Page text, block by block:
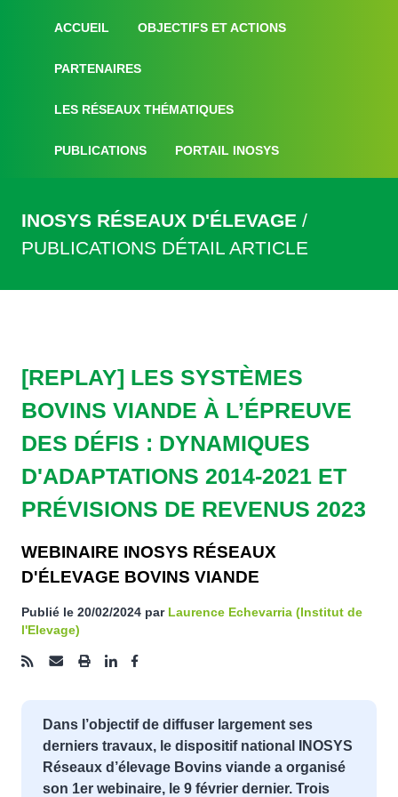
ACCUEIL OBJECTIFS ET ACTIONS
PARTENAIRES
LES RÉSEAUX THÉMATIQUES
PUBLICATIONS PORTAIL INOSYS
INOSYS RÉSEAUX D'ÉLEVAGE
PUBLICATIONSDÉTAIL ARTICLE
[REPLAY] LES SYSTÈMES
BOVINS VIANDE À L’ÉPREUVE
DES DÉFIS : DYNAMIQUES
D'ADAPTATIONS 2014-2021 ET
PRÉVISIONS DE REVENUS
2023
WEBINAIRE INOSYS RÉSEAUX
D'ÉLEVAGE BOVINS VIANDE
(Institut de l'Elevage)
Dans l’objectif de diffuser largement
ses derniers travaux, le dispositif